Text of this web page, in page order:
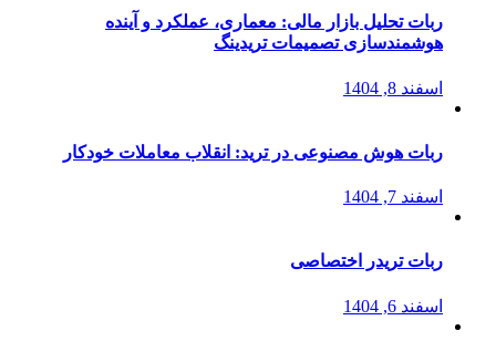
ربات تحلیل بازار مالی: معماری، عملکرد و آینده
هوشمندسازی تصمیمات تریدینگ
اسفند 8, 1404
ربات هوش مصنوعی در ترید: انقلاب معاملات خودکار
اسفند 7, 1404
ربات تریدر اختصاصی
اسفند 6, 1404